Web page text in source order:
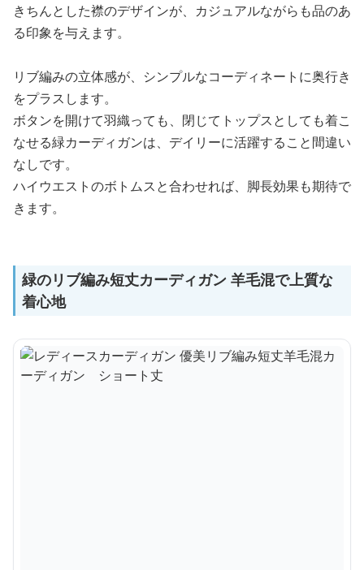
きちんとした襟のデザインが、カジュアルながらも品のあ
る印象を与えます。
リブ編みの立体感が、シンプルなコーディネートに奥行き
をプラスします。
ボタンを開けて羽織っても、閉じてトップスとしても着こ
なせる緑カーディガンは、デイリーに活躍すること間違い
なしです。
ハイウエストのボトムスと合わせれば、脚長効果も期待で
きます。
緑のリブ編み短丈カーディガン 羊毛混で上質な
着心地